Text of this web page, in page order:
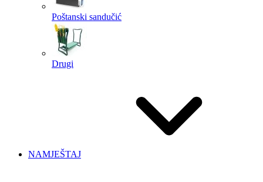
Poštanski sandučić
Drugi
NAMJEŠTAJ